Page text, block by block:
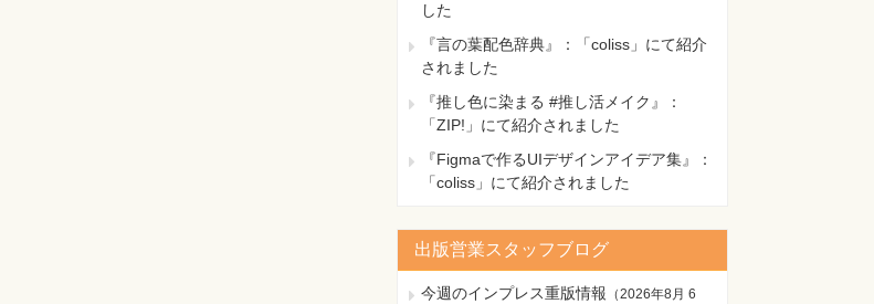
した
『言の葉配色辞典』：「coliss」にて紹介
されました
『推し色に染まる #推し活メイク』：
「ZIP!」にて紹介されました
『Figmaで作るUIデザインアイデア集』：
「coliss」にて紹介されました
出版営業スタッフブログ
今週のインプレス重版情報 （2026年8月 6